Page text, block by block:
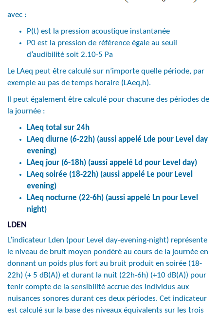
avec :
P(t) est la pression acoustique instantanée
P0 est la pression de référence égale au seuil
d’audibilité soit 2.10-5 Pa
Le LAeq peut être calculé sur n’importe quelle période, par
exemple au pas de temps horaire (LAeq,h).
Il peut également être calculé pour chacune des périodes de
la journée :
LAeq total sur 24h
LAeq diurne (6-22h) (aussi appelé Lde pour Level day
evening)
LAeq jour (6-18h) (aussi appelé Ld pour Level day)
LAeq soirée (18-22h) (aussi appelé Le pour Level
evening)
LAeq nocturne (22-6h) (aussi appelé Ln pour Level
night)
LDEN
L’indicateur Lden (pour Level day-evening-night) représente
le niveau de bruit moyen pondéré au cours de la journée en
donnant un poids plus fort au bruit produit en soirée (18-
22h) (+ 5 dB(A)) et durant la nuit (22h-6h) (+10 dB(A)) pour
tenir compte de la sensibilité accrue des individus aux
nuisances sonores durant ces deux périodes. Cet indicateur
est calculé sur la base des niveaux équivalents sur les trois